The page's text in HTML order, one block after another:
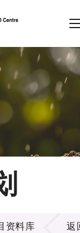
繁 简
资料库 返